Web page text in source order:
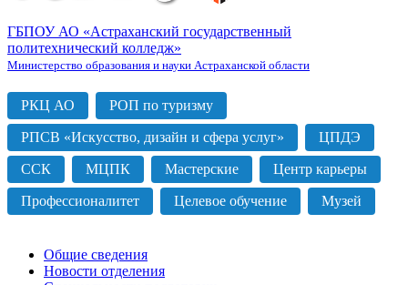
ГБПОУ АО «Астраханский государственный
политехнический колледж»
Министерство образования и науки Астраханской области
РКЦ АО РОП по туризму
РПСВ «Искусство, дизайн и сфера услуг» ЦПДЭ
ССК МЦПК Мастерские Центр карьеры
Профессионалитет Целевое обучение Музей
Общие сведения
Новости отделения